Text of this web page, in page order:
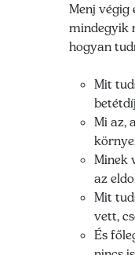
Menj végig
mindegyik
hogyan
Mit
Mi az,
Minek
az
Mit
vett,
És